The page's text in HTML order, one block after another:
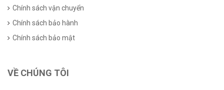
Chính sách vận chuyển
Chính sách bảo hành
Chính sách bảo mật
VỀ CHÚNG TÔI